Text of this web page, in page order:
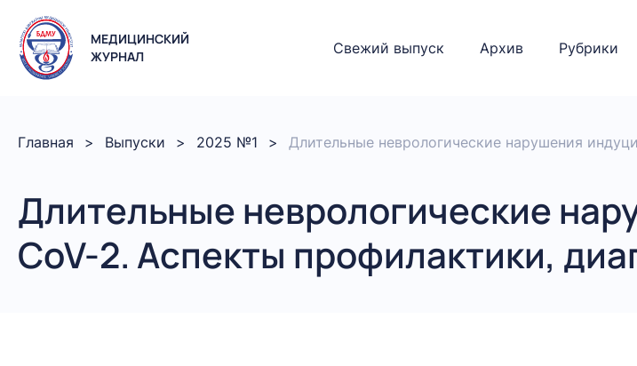
МЕДИЦИНСКИЙ
ЖУРНАЛ
Свежий выпуск Архив Рубрики
Главная Выпуски 2025 №1 Длительные неврологические нарушения
Длительные неврологические
CoV-2. Аспекты профилактики,